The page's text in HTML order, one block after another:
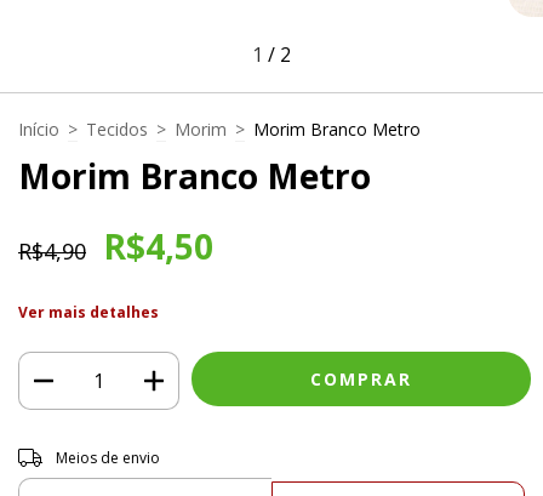
1 / 2
Início > Tecidos > Morim > Morim Branco Metro
Morim Branco Metro
R$4,90 R$4,50
Ver mais detalhes
Entregas para o CEP:
Meios de envio